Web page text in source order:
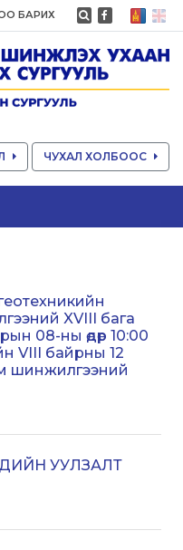
БАРИХ
ЧУХАЛ ХОЛБООС
XVIII бага
08-ны өдөр 10:00
VIII байрны 12
шинжилгээний
УУЛЗАЛТ